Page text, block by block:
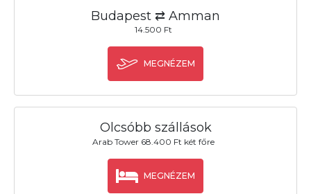
Budapest ⇄ Amman
14.500 Ft
MEGNÉZEM
Olcsóbb szállások
Arab Tower 68.400 Ft két főre
MEGNÉZEM